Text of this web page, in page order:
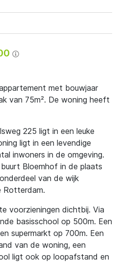
met bouwjaar
van 75m². De woning heeft
225 ligt in een leuke
ligt in een levendige
inwoners in de omgeving.
Bloemhof in de plaats
van de wijk
Rotterdam.
voorzieningen dichtbij. Via
basisschool op 500m. Een
supermarkt op 700m. Een
van de woning, een
ligt ook op loopafstand en